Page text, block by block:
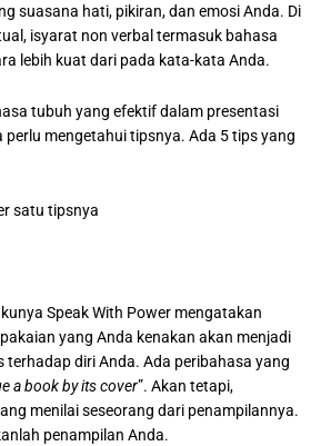
suasana hati, pikiran, dan emosi Anda. Di
isyarat non verbal termasuk bahasa
lebih kuat dari pada kata-kata Anda.
tubuh yang efektif dalam presentasi
perlu mengetahui tipsnya. Ada 5 tips yang
satu tipsnya
Speak With Power mengatakan
yang Anda kenakan akan menjadi
terhadap diri Anda. Ada peribahasa yang
a book by its cover”. Akan tetapi,
menilai seseorang dari penampilannya.
penampilan Anda.